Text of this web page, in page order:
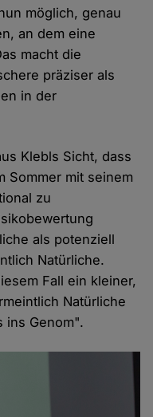
möglich, genau
an dem eine
macht die
präziser als
in der
Klebls Sicht, dass
Sommer mit seinem
zu
als potenziell
Natürliche.
Fall ein kleiner,
Natürliche
ins Genom".